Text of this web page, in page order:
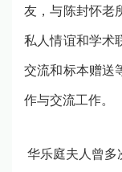
友，与陈封怀老
私人情谊和学术
交流和标本赠送
作与交流工作。
华乐庭夫人曾多